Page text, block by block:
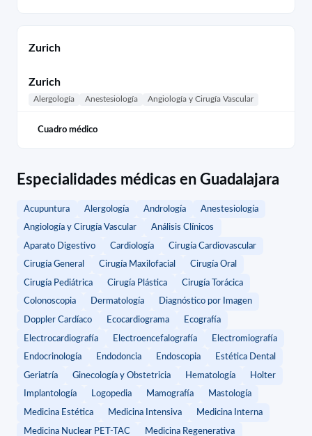
Zurich
Zurich
Alergología Anestesiología Angiología y Cirugía Vascular
Cuadro médico
Especialidades médicas en Guadalajara
Acupuntura Alergología Andrología Anestesiología
Angiología y Cirugía Vascular Análisis Clínicos
Aparato Digestivo Cardiología Cirugía Cardiovascular
Cirugía General Cirugía Maxilofacial Cirugía Oral
Cirugía Pediátrica Cirugía Plástica Cirugía Torácica
Colonoscopia Dermatología Diagnóstico por Imagen
Doppler Cardíaco Ecocardiograma Ecografía
Electrocardiografía Electroencefalografía Electromiografía
Endocrinología Endodoncia Endoscopia Estética Dental
Geriatría Ginecología y Obstetricia Hematología Holter
Implantología Logopedia Mamografía Mastología
Medicina Estética Medicina Intensiva Medicina Interna
Medicina Nuclear PET-TAC Medicina Regenerativa